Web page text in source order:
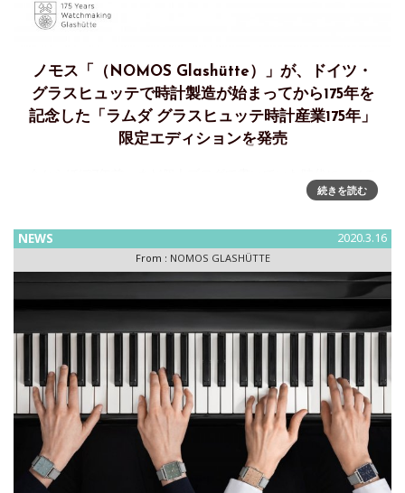
ノモス「（NOMOS Glashütte）」が、ドイツ・
グラスヒュッテで時計製造が始まってから175年を
記念した「ラムダ グラスヒュッテ時計産業175年」
限定エディションを発売
ス・グラスヒュッテ製作のイン・ハウス・ハイエンド・モデ
ィールケースと実用性とバウハウス・デザインを旨としてき
たノモスが、"ザク
続きを読む
NEWS 2020.3.16
From : NOMOS GLASHÜTTE